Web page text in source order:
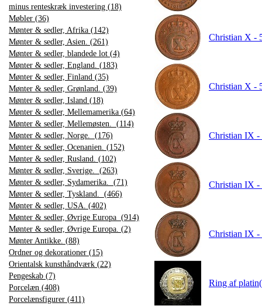
minus renteskræk investering (18)
Møbler (36)
Mønter & sedler, Afrika (142)
Mønter & sedler, Asien. (261)
Mønter & sedler, blandede lot (4)
Mønter & sedler, England. (183)
Mønter & sedler, Finland (35)
Mønter & sedler, Grønland. (39)
Mønter & sedler, Island (18)
Mønter & sedler, Mellemamerika (64)
Mønter & sedler, Mellemøsten. (114)
Mønter & sedler, Norge. (176)
Mønter & sedler, Ocenanien. (152)
Mønter & sedler, Rusland. (102)
Mønter & sedler, Sverige. (263)
Mønter & sedler, Sydamerika. (71)
Mønter & sedler, Tyskland. (466)
Mønter & sedler, USA. (402)
Mønter & sedler, Øvrige Europa (914)
Mønter & sedler, Øvrige Europa. (2)
Mønter Antikke. (88)
Ordner og dekorationer (15)
Orientalsk kunsthåndværk (22)
Pengeskab (7)
Porcelæn (408)
Porcelænsfigurer (411)
Christian X -
Christian X -
Christian IX -
Christian IX -
Christian IX -
Ring af